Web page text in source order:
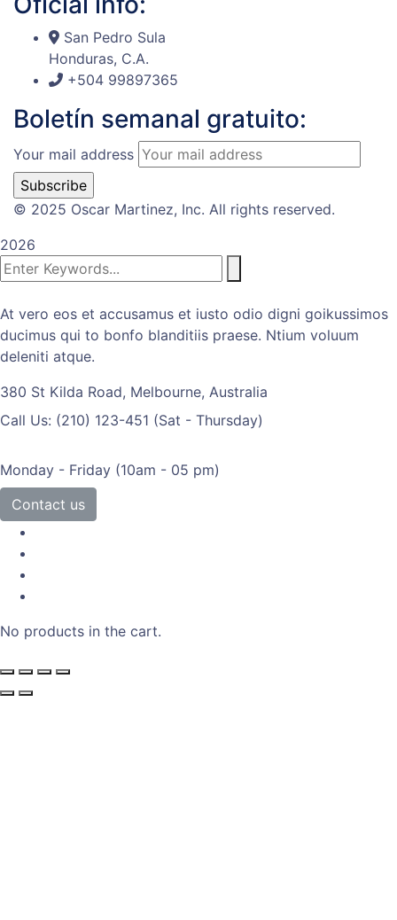
San Pedro Sula
Honduras, C.A.
+504 99897365
Boletín semanal gratuito:
Your mail address
© 2025 Oscar Martinez, Inc. All rights reserved.
2026
At vero eos et accusamus et iusto odio digni goikussimos
ducimus qui to bonfo blanditiis praese. Ntium voluum
deleniti atque.
380 St Kilda Road, Melbourne, Australia
Call Us: (210) 123-451 (Sat - Thursday)
Monday - Friday (10am - 05 pm)
Contact us
No products in the cart.